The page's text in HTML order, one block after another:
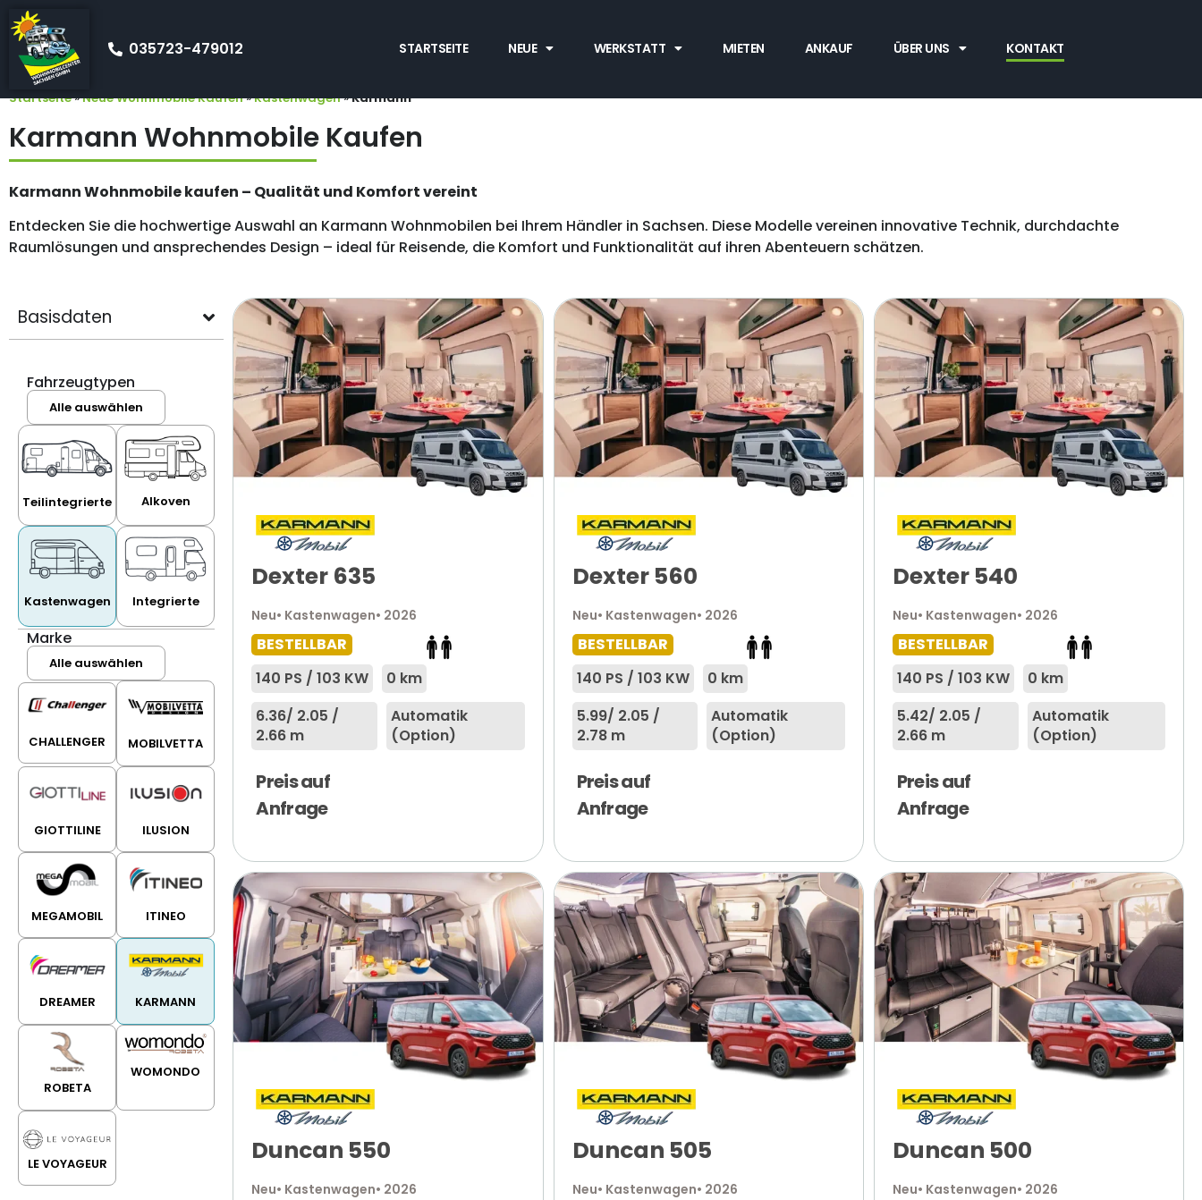
035723-479012 STARTSEITE NEUE WERKSTATT MIETEN ANKAUF ÜBER UNS KONTAKT
Startseite»Neue Wohnmobile Kaufen»Kastenwagen»Karmann
Karmann Wohnmobile Kaufen
Karmann Wohnmobile kaufen – Qualität und Komfort vereint
Entdecken Sie die hochwertige Auswahl an Karmann Wohnmobilen bei Ihrem Händler in Sachsen. Diese Modelle vereinen innovative Technik, durchdachte
Raumlösungen und ansprechendes Design – ideal für Reisende, die Komfort und Funktionalität auf ihren Abenteuern schätzen.
Basisdaten
Fahrzeugtypen
Alle auswählen
Teilintegrierte Alkoven
Kastenwagen Integrierte
Marke
Alle auswählen
CHALLENGER MOBILVETTA
GIOTTILINE ILUSION
MEGAMOBIL ITINEO
DREAMER KARMANN
ROBETA
WOMONDO
LE VOYAGEUR
Dexter 635
Neu• Kastenwagen• 2026
BESTELLBAR
140 PS / 103 KW
0 km
6.36/ 2.05 /
2.66 m
Automatik
(Option)
Preis auf
Anfrage
Dexter 560
Neu• Kastenwagen• 2026
BESTELLBAR
140 PS / 103 KW
0 km
5.99/ 2.05 /
2.78 m
Automatik
(Option)
Preis auf
Anfrage
Dexter 540
Neu• Kastenwagen• 2026
BESTELLBAR
140 PS / 103 KW
0 km
5.42/ 2.05 /
2.66 m
Automatik
(Option)
Preis auf
Anfrage
Duncan 550
Neu• Kastenwagen• 2026
Duncan 505
Neu• Kastenwagen• 2026
Duncan 500
Neu• Kastenwagen• 2026